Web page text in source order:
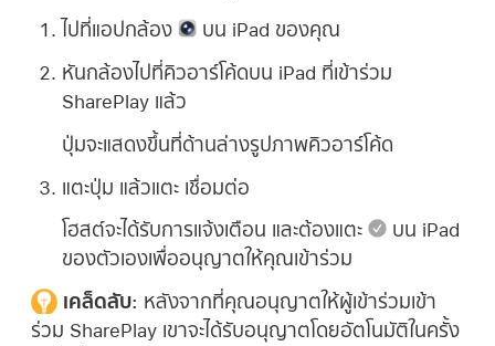
ไปที่แอปกล้อง บน iPad ของคุณ
หันกล้องไปที่คิวอาร์โค้ดบน iPad ที่เข้าร่วม
SharePlay แล้ว
ปุ่มจะแสดงขึ้นที่ด้านล่างรูปภาพคิวอาร์โค้ด
แตะปุ่ม แล้วแตะ เชื่อมต่อ
โฮสต์จะได้รับการแจ้งเตือน และต้องแตะ
บน iPad
ของตัวเองเพื่ออนุญาตให้คุณเข้าร่วม
เคล็ดลับ: หลังจากที่คุณอนุญาตให้ผู้เข้าร่วมเข้า
ร่วม SharePlay เขาจะได้รับอนุญาตโดยอัตโนมัติในครั้ง